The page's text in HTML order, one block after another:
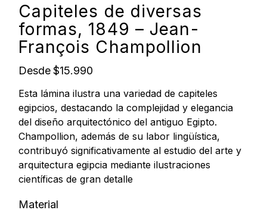
Capiteles de diversas
formas, 1849 – Jean-
François Champollion
Desde Precio
$15.990
Esta lámina ilustra una variedad de capiteles
egipcios, destacando la complejidad y elegancia
del diseño arquitectónico del antiguo Egipto.
Champollion, además de su labor lingüística,
contribuyó significativamente al estudio del arte y
arquitectura egipcia mediante ilustraciones
científicas de gran detalle
Material